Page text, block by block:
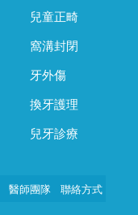
兒童正畸
窩溝封閉
牙外傷
換牙護理
兒牙診療
醫師團隊 聯絡方式